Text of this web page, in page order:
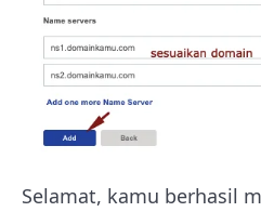
Selamat, kamu berhasil